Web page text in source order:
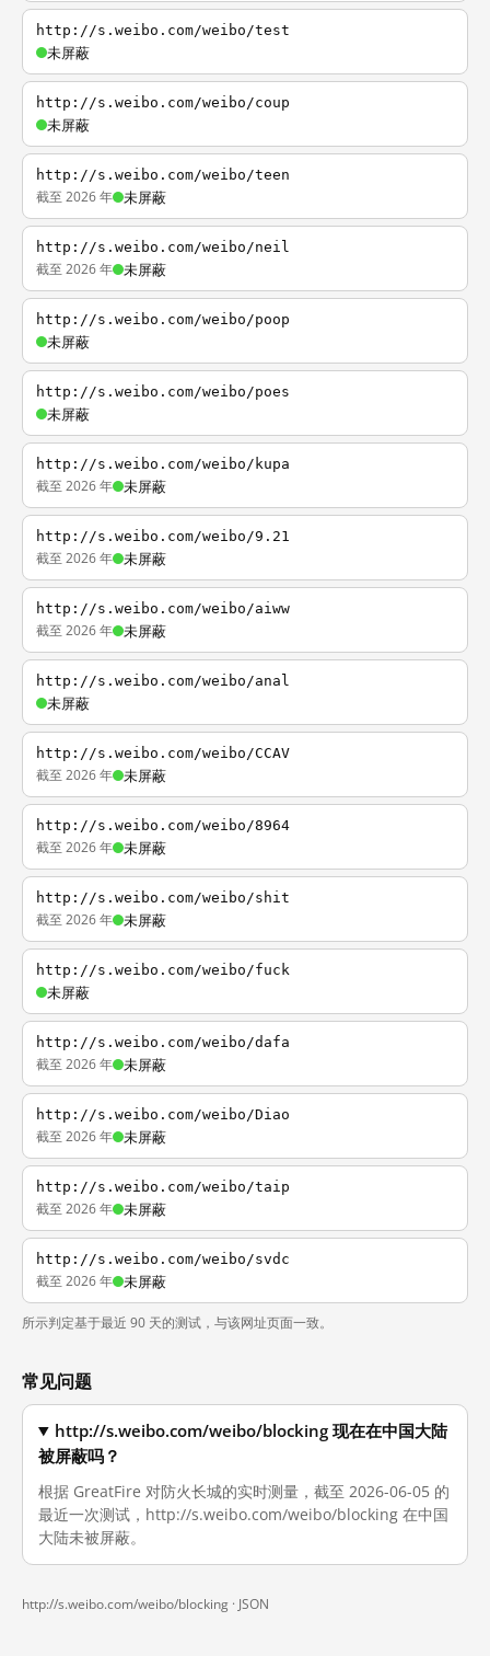
http://s.weibo.com/weibo/test
未屏蔽
http://s.weibo.com/weibo/coup
未屏蔽
http://s.weibo.com/weibo/teen
截至 2026 年 未屏蔽
http://s.weibo.com/weibo/neil
截至 2026 年 未屏蔽
http://s.weibo.com/weibo/poop
未屏蔽
http://s.weibo.com/weibo/poes
未屏蔽
http://s.weibo.com/weibo/kupa
截至 2026 年 未屏蔽
http://s.weibo.com/weibo/9.21
截至 2026 年 未屏蔽
http://s.weibo.com/weibo/aiww
截至 2026 年 未屏蔽
http://s.weibo.com/weibo/anal
未屏蔽
http://s.weibo.com/weibo/CCAV
截至 2026 年 未屏蔽
http://s.weibo.com/weibo/8964
截至 2026 年 未屏蔽
http://s.weibo.com/weibo/shit
截至 2026 年 未屏蔽
http://s.weibo.com/weibo/fuck
未屏蔽
http://s.weibo.com/weibo/dafa
截至 2026 年 未屏蔽
http://s.weibo.com/weibo/Diao
截至 2026 年 未屏蔽
http://s.weibo.com/weibo/taip
截至 2026 年 未屏蔽
http://s.weibo.com/weibo/svdc
截至 2026 年 未屏蔽
所示判定基于最近 90 天的测试，与该网址页面一致。
常见问题
http://s.weibo.com/weibo/blocking 现在在中国大陆
被屏蔽吗？
根据 GreatFire 对防火长城的实时测量，截至 2026-06-05 的
最近一次测试，http://s.weibo.com/weibo/blocking 在中国
大陆未被屏蔽。
http://s.weibo.com/weibo/blocking · JSON